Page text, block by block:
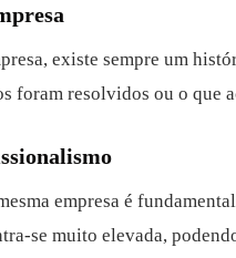
existe sempre um
foram resolvidos ou o que
empresa é
se muito elevada,